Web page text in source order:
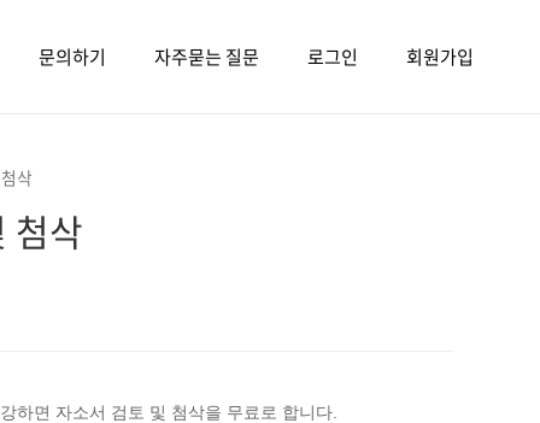
문의하기 자주묻는 질문 로그인 회원가입
삭
첨삭
하면 자소서 검토 및 첨삭을 무료로 합니다.